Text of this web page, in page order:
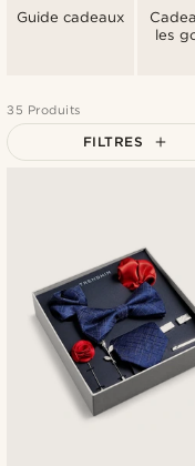
Guide cadeaux
les
35 Produits
FILTRES